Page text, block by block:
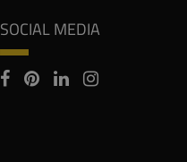
SOCIAL MEDIA